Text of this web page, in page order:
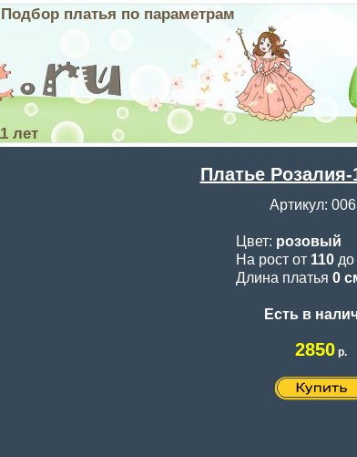
Подбор платья по параметрам
лет
Платье Розалия-
Артикул:
Цвет: розовый
На рост от 110 до
Длина платья 0
Есть в
2850р.